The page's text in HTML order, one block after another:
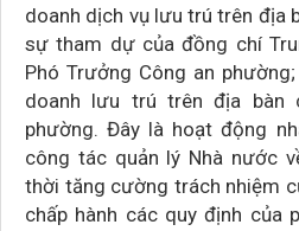
doanh dịch vụ lưu trú trên địa
sự tham dự của đồng chí
Phó Trưởng Công an
doanh lưu trú trên địa bàn
phường. Đây là hoạt động
công tác quản lý Nhà nước
thời tăng cường trách nhiệm
chấp hành các quy định của